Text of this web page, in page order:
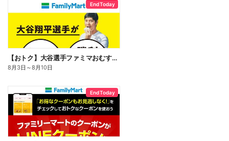
End Today
【おトク】大谷選手ファミマおむすび割
8月3日 ～8月10日
End Today